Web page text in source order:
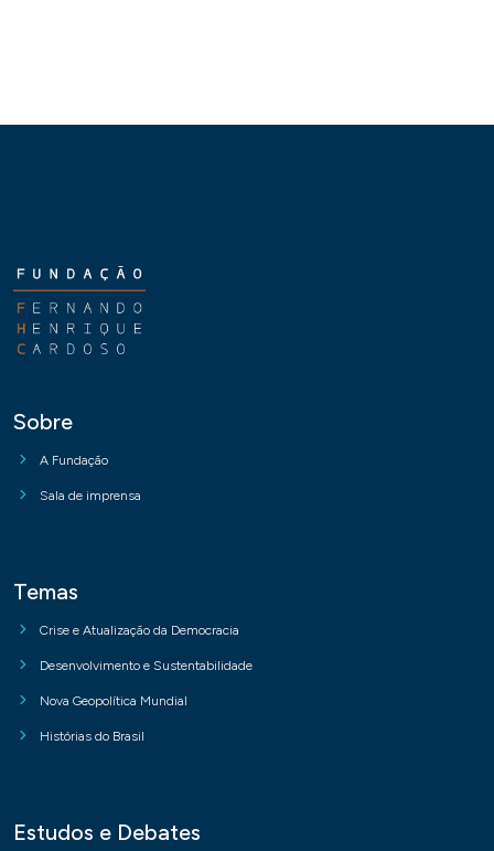
Sobre
A Fundação
Sala de imprensa
Temas
Crise e Atualização da Democracia
Desenvolvimento e Sustentabilidade
Nova Geopolítica Mundial
Histórias do Brasil
Estudos e Debates